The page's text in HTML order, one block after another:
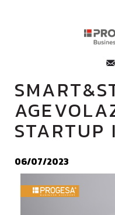
CHI SIAMO
SERVIZI
HIGHLIGHTS
E-LEARNING
STARTUP
06/07/2023